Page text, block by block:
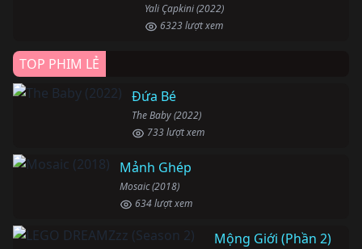
Yali Çapkini (2022)
6323 lượt xem
TOP PHIM LẺ
Đứa Bé
The Baby (2022)
733 lượt xem
Mảnh Ghép
Mosaic (2018)
634 lượt xem
Mộng Giới (Phần 2)